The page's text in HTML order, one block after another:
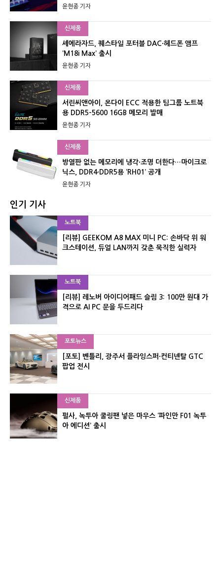
윤현종 기자
신제품
셰에라자드, 퀘스타일 포터블 DAC·헤드폰 앰프
‘M18i Max’ 출시
윤현종 기자
신제품
서린씨앤아이, 온다이 ECC 적용한 팀그룹 노트북
용 DDR5-5600 16GB 메모리 발매
윤현종 기자
신제품
방열판 없는 메모리에 냉각·조명 더한다…마이크로
닉스, DDR4·DDR5용 ‘RH01’ 공개
윤현종 기자
인기 기사
노트북
[리뷰] GEEKOM A8 MAX 미니 PC: 손바닥 위 워
크스테이션, 듀얼 LAN까지 갖춘 묵직한 실력자
노트북
[리뷰] 레노버 아이디어패드 슬림 3: 100만 원대 가
격으로 AI PC 문을 두드리다
포토뉴스
[포토] 벤틀리, 광주서 플라잉스퍼·컨티넨탈 GTC
팝업 전시
신제품
펄사, 녹투아 쿨링팬 넣은 마우스 ‘파인만 F01 녹투
아 에디션’ 출시